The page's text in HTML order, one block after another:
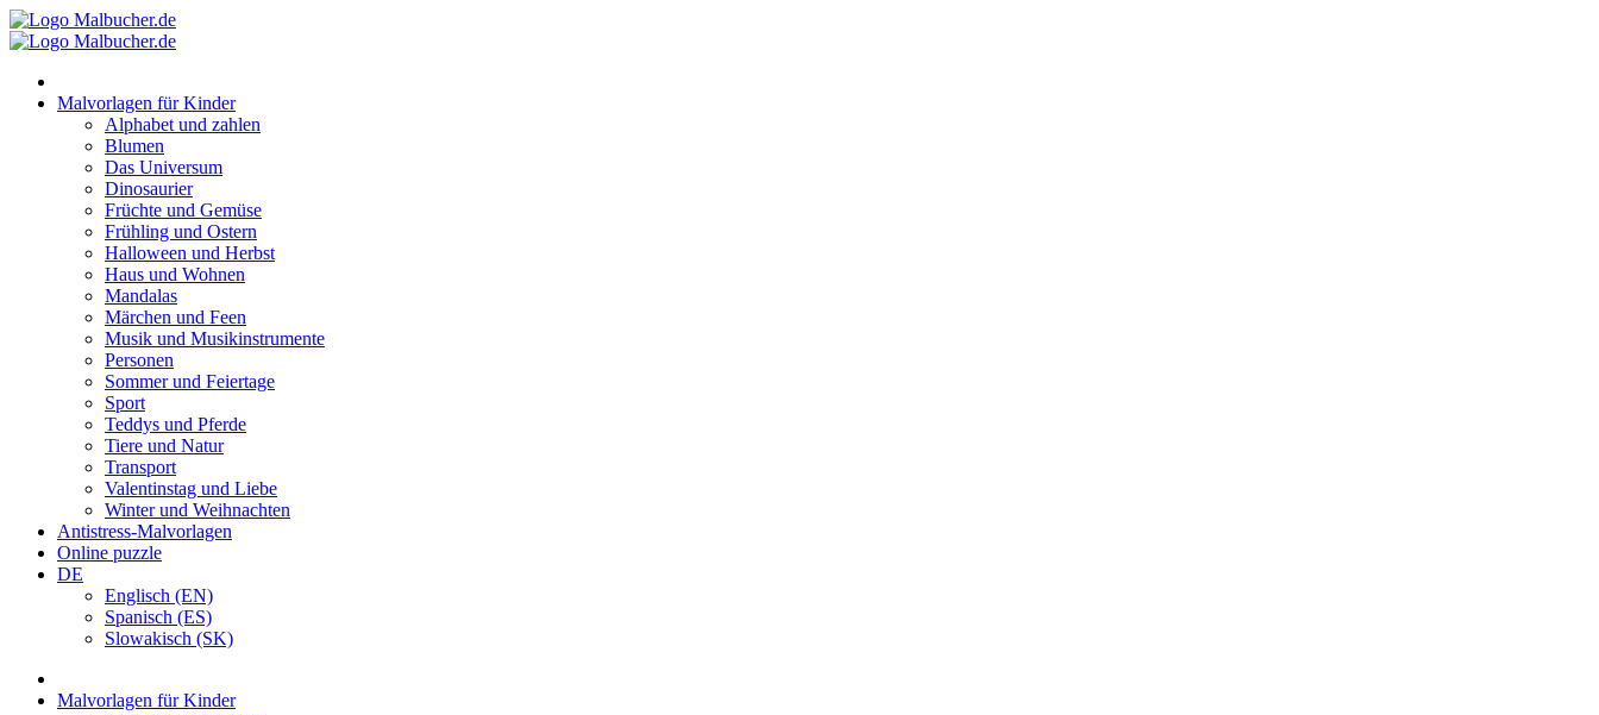
Zum
Inhalt
Malvorlagen für Kinder
Alphabet und zahlen
Blumen
Das Universum
Dinosaurier
Früchte und Gemüse
Frühling und Ostern
Halloween und Herbst
Haus und Wohnen
Mandalas
Märchen und Feen
Musik und Musikinstrumente
Personen
Sommer und Feiertage
Sport
Teddys und Pferde
Tiere und Natur
Transport
Valentinstag und Liebe
Winter und Weihnachten
Antistress-Malvorlagen
Online puzzle
DE
Englisch (EN)
Spanisch (ES)
Slowakisch (SK)
Malvorlagen für Kinder